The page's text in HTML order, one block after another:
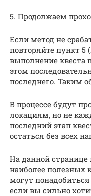
5. Продолжаем
Если метод не
повторяйте пункт 5
выполнение квеста
этом
последнего. Таким
В процессе будут
локациям, но не
последний этап
остаться без всех
На данной странице
наиболее полезных
могут
если вы сильно